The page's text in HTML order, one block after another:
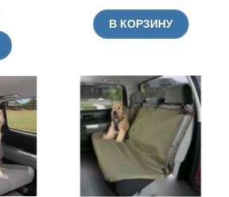
В КОРЗИНУ